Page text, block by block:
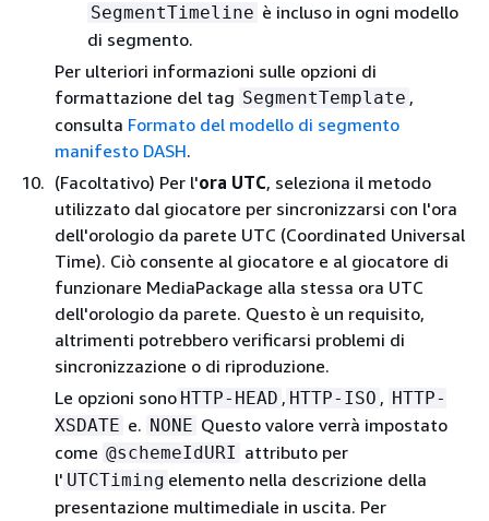
SegmentTimeline è incluso in ogni modello
di segmento.
Per ulteriori informazioni sulle opzioni di
formattazione del tag SegmentTemplate ,
consulta Formato del modello di segmento
manifesto DASH.
(Facoltativo) Per l'ora UTC, seleziona il metodo
utilizzato dal giocatore per sincronizzarsi con l'ora
dell'orologio da parete UTC (Coordinated Universal
Time). Ciò consente al giocatore e al giocatore di
funzionare MediaPackage alla stessa ora UTC
dell'orologio da parete. Questo è un requisito,
altrimenti potrebbero verificarsi problemi di
sincronizzazione o di riproduzione.
Le opzioni sono HTTP-HEAD , HTTP-ISO , HTTP-
XSDATE e. NONE Questo valore verrà impostato
come @schemeIdURI attributo per
l' UTCTiming elemento nella descrizione della
presentazione multimediale in uscita. Per